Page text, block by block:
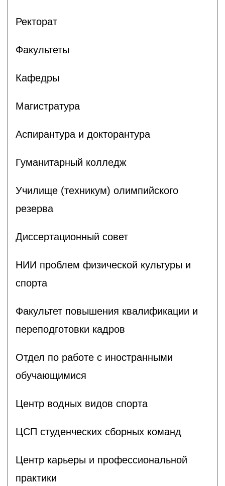
Ректорат
Факультеты
Кафедры
Магистратура
Аспирантура и докторантура
Гуманитарный колледж
Училище (техникум) олимпийского
резерва
Диссертационный совет
НИИ проблем физической культуры и
спорта
Факультет повышения квалификации и
переподготовки кадров
Отдел по работе с иностранными
обучающимися
Центр водных видов спорта
ЦСП студенческих сборных команд
Центр карьеры и профессиональной
практики